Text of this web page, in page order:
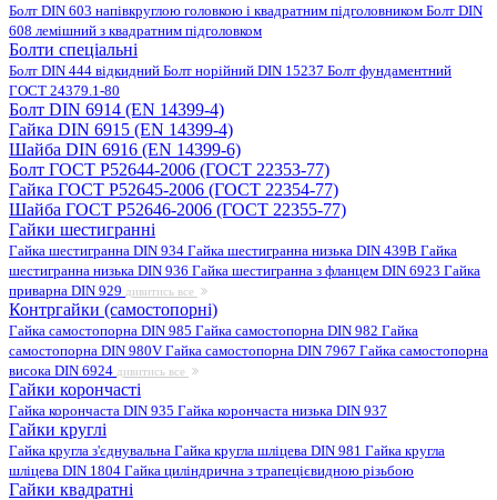
Болт DIN 603 напівкруглою головкою і квадратним підголовником Болт DIN
608 лемішний з квадратним підголовком
Болти спеціальні
Болт DIN 444 відкидний Болт норійний DIN 15237 Болт фундаментний
ГОСТ 24379.1-80
Болт DIN 6914 (EN 14399-4)
Гайка DIN 6915 (EN 14399-4)
Шайба DIN 6916 (EN 14399-6)
Болт ГОСТ Р52644-2006 (ГОСТ 22353-77)
Гайка ГОСТ Р52645-2006 (ГОСТ 22354-77)
Шайба ГОСТ Р52646-2006 (ГОСТ 22355-77)
Гайки шестигранні
Гайка шестигранна DIN 934 Гайка шестигранна низька DIN 439B Гайка
шестигранна низька DIN 936 Гайка шестигранна з фланцем DIN 6923 Гайка
приварна DIN 929 дивитись все
Контргайки (самостопорні)
Гайка самостопорна DIN 985 Гайка самостопорна DIN 982 Гайка
самостопорна DIN 980V Гайка самостопорна DIN 7967 Гайка самостопорна
висока DIN 6924 дивитись все
Гайки корончасті
Гайка корончаста DIN 935 Гайка корончаста низька DIN 937
Гайки круглі
Гайка кругла з'єднувальна Гайка кругла шліцева DIN 981 Гайка кругла
шліцева DIN 1804 Гайка циліндрична з трапецієвидною різьбою
Гайки квадратні